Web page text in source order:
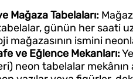
Mağaza Tabelaları:
günün her saati
mağazasının ismini
ve Eğlence Mekanları:
neon tabelalar